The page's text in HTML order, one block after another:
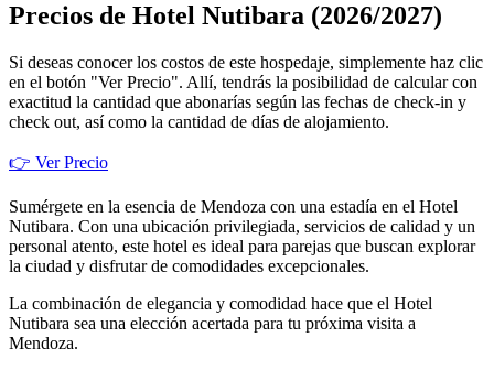
Precios de Hotel Nutibara (2026/2027)
Si deseas conocer los costos de este hospedaje, simplemente haz clic
en el botón "Ver Precio". Allí, tendrás la posibilidad de calcular con
exactitud la cantidad que abonarías según las fechas de check-in y
check out, así como la cantidad de días de alojamiento.
👉 Ver Precio
Sumérgete en la esencia de Mendoza con una estadía en el Hotel
Nutibara. Con una ubicación privilegiada, servicios de calidad y un
personal atento, este hotel es ideal para parejas que buscan explorar
la ciudad y disfrutar de comodidades excepcionales.
La combinación de elegancia y comodidad hace que el Hotel
Nutibara sea una elección acertada para tu próxima visita a
Mendoza.